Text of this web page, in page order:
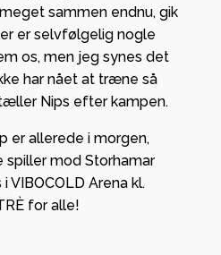
sammen endnu, gik
er selvfølgelig nogle
os, men jeg synes det
har nået at træne så
Nips efter kampen.
er allerede i morgen,
spiller mod Storhamar
VIBOCOLD Arena kl.
for alle!